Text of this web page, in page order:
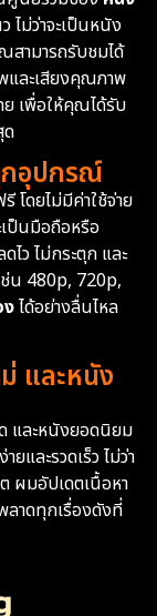
4
95
16
61
225
372
339
9
ไม่ว่าจะเป็นหนัง
สามารถรับชมได้
และเสียงคุณภาพ
เพื่อให้คุณได้รับ
กอุปกรณ์
รี โดยไม่มีค่าใช้จ่าย
ป็นมือถือหรือ
ว ไม่กระตุก และ
ช่น 480p, 720p,
งได้อย่างลื่นไหล
และหนัง
และหนังยอดนิยม
และรวดเร็ว ไม่ว่า
ผมอัปเดตเนื้อหา
ลาดทุกเรื่องดังที่